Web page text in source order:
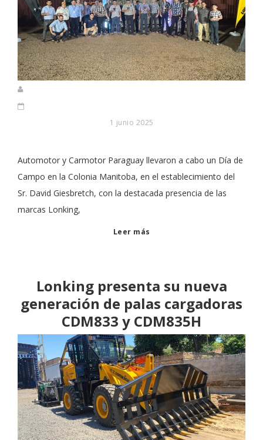
1 junio 2025
Automotor y Carmotor Paraguay llevaron a cabo un Día de
Campo en la Colonia Manitoba, en el establecimiento del
Sr. David Giesbretch, con la destacada presencia de las
marcas Lonking,
Leer más
Lonking presenta su nueva
generación de palas cargadoras
CDM833 y CDM835H